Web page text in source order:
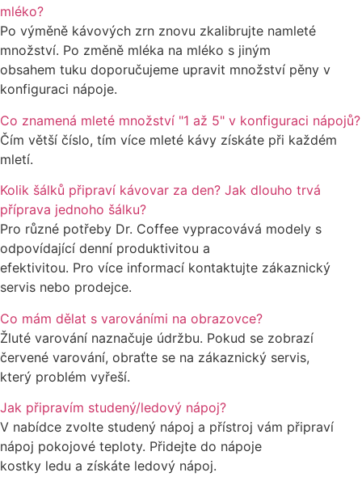
mléko?
Po výměně kávových zrn znovu zkalibrujte namleté
množství. Po změně mléka na mléko s jiným
obsahem tuku doporučujeme upravit množství pěny v
konfiguraci nápoje.
Co znamená mleté množství "1 až 5" v konfiguraci nápojů?
Čím větší číslo, tím více mleté kávy získáte při každém
mletí.
Kolik šálků připraví kávovar za den? Jak dlouho trvá
příprava jednoho šálku?
Pro různé potřeby Dr. Coffee vypracovává modely s
odpovídající denní produktivitou a
efektivitou. Pro více informací kontaktujte zákaznický
servis nebo prodejce.
Co mám dělat s varováními na obrazovce?
Žluté varování naznačuje údržbu. Pokud se zobrazí
červené varování, obraťte se na zákaznický servis,
který problém vyřeší.
Jak připravím studený/ledový nápoj?
V nabídce zvolte studený nápoj a přístroj vám připraví
nápoj pokojové teploty. Přidejte do nápoje
kostky ledu a získáte ledový nápoj.